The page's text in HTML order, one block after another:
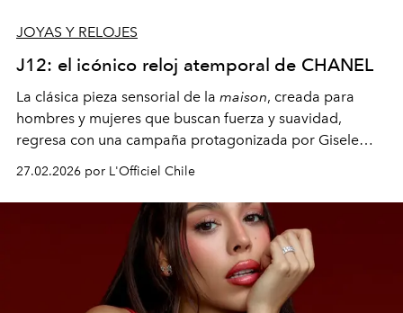
JOYAS Y RELOJES
J12: el icónico reloj atemporal de CHANEL
La clásica pieza sensorial de la maison, creada para
hombres y mujeres que buscan fuerza y suavidad,
regresa con una campaña protagonizada por Gisele
27.02.2026 por L'Officiel Chile